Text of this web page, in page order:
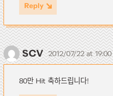
Reply
SCV 2012/07/22 at 19:00
80만 Hit 축하드립니다!